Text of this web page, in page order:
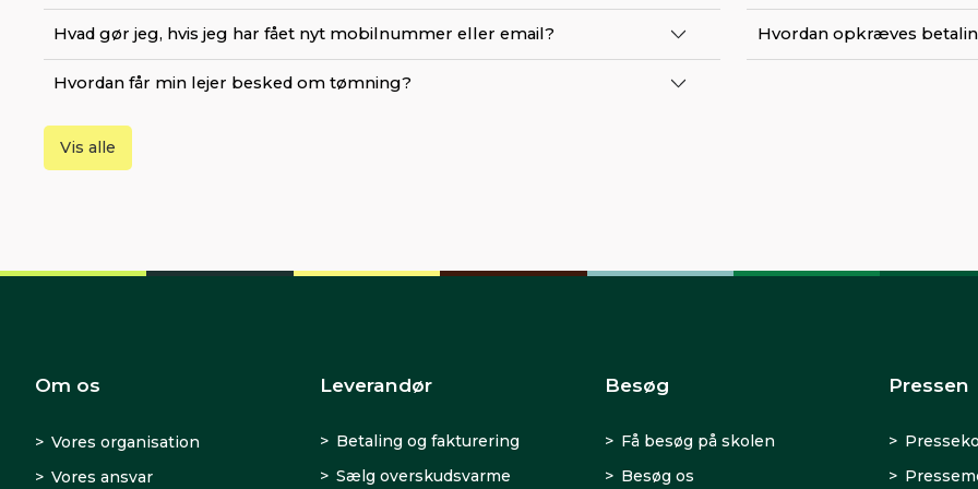
Hvad gør jeg, hvis jeg har fået nyt mobilnummer eller email?
Hvordan får min lejer besked om tømning?
Vis alle
Hvordan opkræves
Om os
Vores organisation
Vores ansvar
Leverandør
Betaling og fakturering
Sælg overskudsvarme
Besøg
Få besøg på skolen
Besøg os
Pressen